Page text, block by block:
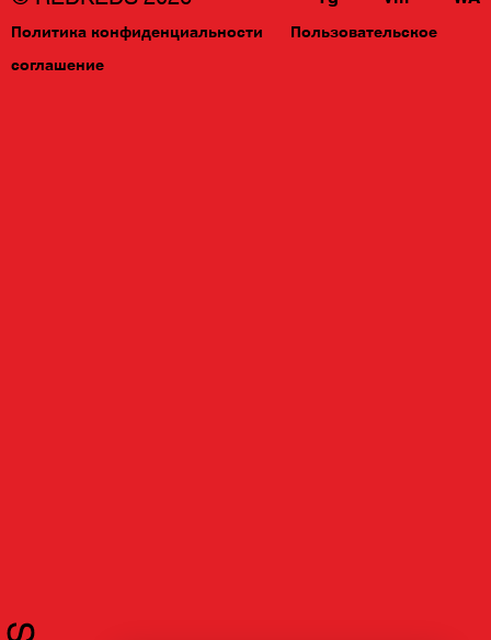
Политика конфиденциальности
Пользовательское
соглашение